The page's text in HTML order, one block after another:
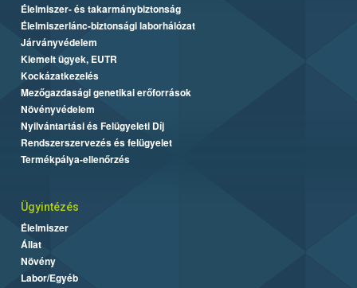
Élelmiszer- és takarmánybiztonság
Élelmiszerlánc-biztonsági laborhálózat
Járványvédelem
Kiemelt ügyek, EUTR
Kockázatkezelés
Mezőgazdasági genetikai erőforrások
Növényvédelem
Nyilvántartási és Felügyeleti Díj
Rendszerszervezés és felügyelet
Termékpálya-ellenőrzés
Ügyintézés
Élelmiszer
Állat
Növény
Labor/Egyéb